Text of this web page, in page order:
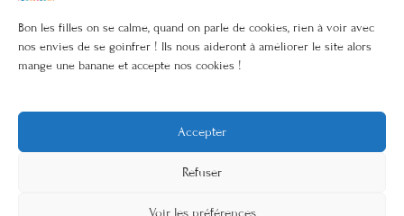
Bon les filles on se calme, quand on parle de cookies, rien à voir avec
nos envies de se goinfrer ! Ils nous aideront à améliorer le site alors
mange une banane et accepte nos cookies !
Accepter
Refuser
Voir les préférences
Rendez-vous un Mardi sur deux via Instagram et
Facebook pour nos lives entre copines